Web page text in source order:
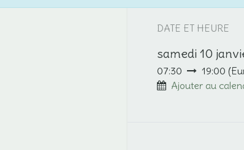
DATE ET HEURE
samedi 10
07:30 19:00 (
Ajouter au